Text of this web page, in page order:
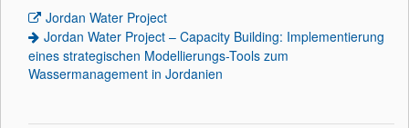
Jordan Water Project
Jordan Water Project – Capacity Building: Implementierung
eines strategischen Modellierungs-Tools zum
Wassermanagement in Jordanien